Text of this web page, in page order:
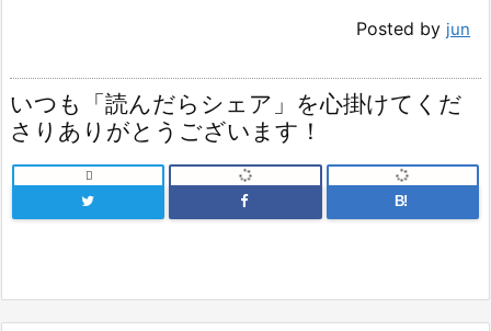
Posted by jun
いつも「読んだらシェア」を心掛けてくだ
さりありがとうございます！

B!